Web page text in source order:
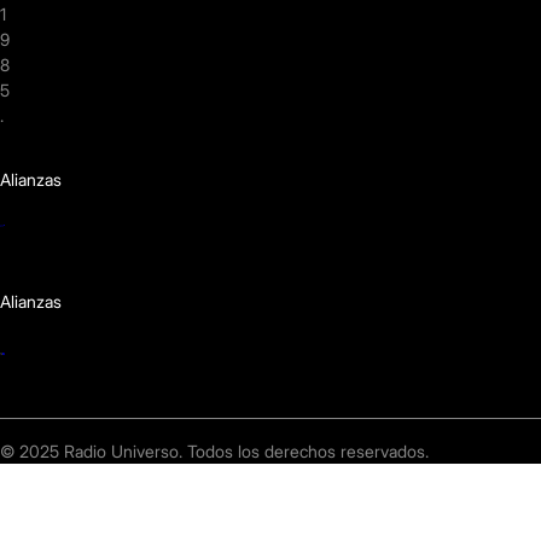
1
9
8
5
.
Alianzas
Alianzas
© 2025 Radio Universo. Todos los derechos reservados.